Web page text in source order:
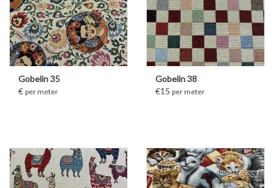
Gobelin 35
€ per meter
Gobelin 38
€15 per meter